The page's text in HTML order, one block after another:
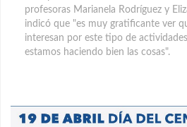
profesoras Marianela Rodríguez y
indicó que "es muy gratificante ver
interesan por este tipo de
estamos haciendo bien las cosas".